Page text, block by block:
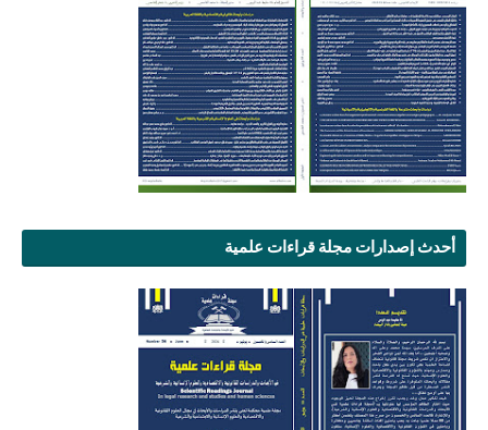
أحدث إصدارات مجلة قراءات علمية